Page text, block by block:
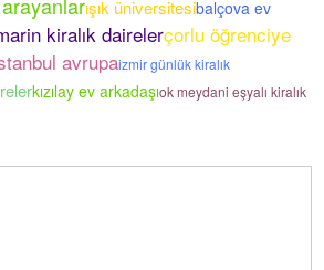
ışık üniversitesibalçova ev
kiralık dairelerçorlu öğrenciye
avrupaizmir günlük kiralık
kızılay ev arkadaşıok meydani eşyalı kiralık